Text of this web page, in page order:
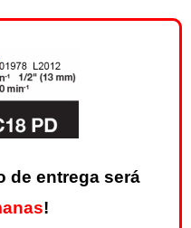
de entrega será
!